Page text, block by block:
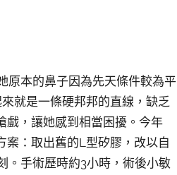
原本的鼻子因為先天條件較為平
就是一條硬邦邦的直線，缺乏
戲，讓她感到相當困擾。今年
案：取出舊的L型矽膠，改以自
。手術歷時約3小時，術後小敏